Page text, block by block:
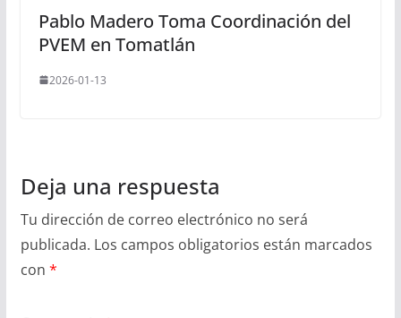
Pablo Madero Toma Coordinación del
PVEM en Tomatlán
2026-01-13
Deja una respuesta
Tu dirección de correo electrónico no será
publicada. Los campos obligatorios están marcados
con *